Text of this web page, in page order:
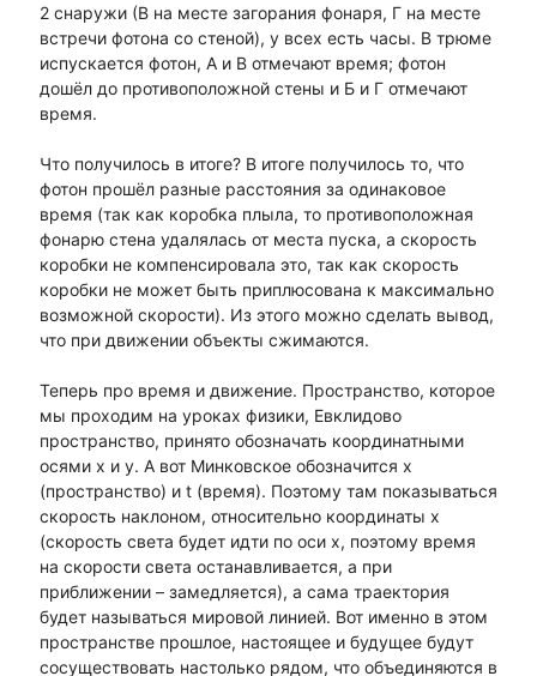
2 снаружи (В на месте загорания фонаря, Г на месте
встречи фотона со стеной), у всех есть часы. В трюме
испускается фотон, А и В отмечают время; фотон
дошёл до противоположной стены и Б и Г отмечают
время.
Что получилось в итоге? В итоге получилось то, что
фотон прошёл разные расстояния за одинаковое
время (так как коробка плыла, то противоположная
фонарю стена удалялась от места пуска, а скорость
коробки не компенсировала это, так как скорость
коробки не может быть приплюсована к максимально
возможной скорости). Из этого можно сделать вывод,
что при движении объекты сжимаются.
Теперь про время и движение. Пространство, которое
мы проходим на уроках физики, Евклидово
пространство, принято обозначать координатными
осями х и у. А вот Минковское обозначится х
(пространство) и t (время). Поэтому там показываться
скорость наклоном, относительно координаты х
(скорость света будет идти по оси х, поэтому время
на скорости света останавливается, а при
приближении – замедляется), а сама траектория
будет называться мировой линией. Вот именно в этом
пространстве прошлое, настоящее и будущее будут
сосуществовать настолько рядом, что объединяются в